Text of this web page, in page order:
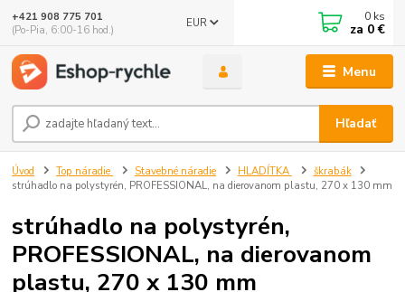
Menu
EUR
Hľadať
+421 908 775 701
(Po-Pia, 6:00-16 hod.)
0 ks
za 0 €
Úvod Top náradie Stavebné náradie HLADÍTKA
škrabák
strúhadlo na polystyrén, PROFESSIONAL, na dierovanom plastu, 270 x 130 mm
strúhadlo na polystyrén,
PROFESSIONAL, na dierovanom
plastu, 270 x 130 mm